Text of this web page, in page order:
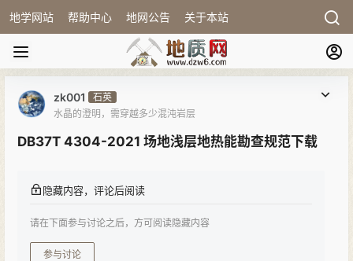
地学网站 帮助中心 地网公告 关于本站
zk001
石英
水晶的澄明，需穿越多少混沌岩层
DB37T 4304-2021 场地浅层地热能勘查规范下载
隐藏内容，评论后阅读
请在下面参与讨论之后，方可阅读隐藏内容
参与讨论